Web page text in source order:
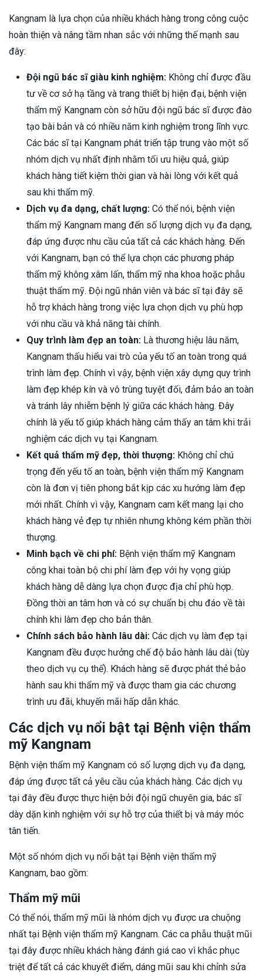
Kangnam là lựa chọn của nhiều khách hàng trong công cuộc
hoàn thiện và nâng tầm nhan sắc với những thế mạnh sau
đây:
Đội ngũ bác sĩ giàu kinh nghiệm: Không chỉ được đầu
tư về cơ sở hạ tầng và trang thiết bị hiện đại, bệnh viện
thẩm mỹ Kangnam còn sở hữu đội ngũ bác sĩ được đào
tạo bài bản và có nhiều năm kinh nghiệm trong lĩnh vực.
Các bác sĩ tại Kangnam phát triển tập trung vào một số
nhóm dịch vụ nhất định nhằm tối ưu hiệu quả, giúp
khách hàng tiết kiệm thời gian và hài lòng với kết quả
sau khi thẩm mỹ.
Dịch vụ đa dạng, chất lượng: Có thể nói, bệnh viện
thẩm mỹ Kangnam mang đến số lượng dịch vụ đa dạng,
đáp ứng được nhu cầu của tất cả các khách hàng. Đến
với Kangnam, bạn có thể lựa chọn các phương pháp
thẩm mỹ không xâm lấn, thẩm mỹ nha khoa hoặc phẫu
thuật thẩm mỹ. Đội ngũ nhân viên và bác sĩ tại đây sẽ
hỗ trợ khách hàng trong việc lựa chọn dịch vụ phù hợp
với nhu cầu và khả năng tài chính.
Quy trình làm đẹp an toàn: Là thương hiệu lâu năm,
Kangnam thấu hiểu vai trò của yếu tố an toàn trong quá
trình làm đẹp. Chính vì vậy, bệnh viện xây dựng quy trình
làm đẹp khép kín và vô trùng tuyệt đối, đảm bảo an toàn
và tránh lây nhiễm bệnh lý giữa các khách hàng. Đây
chính là yếu tố giúp khách hàng cảm thấy an tâm khi trải
nghiệm các dịch vụ tại Kangnam.
Kết quả thẩm mỹ đẹp, thời thượng: Không chỉ chú
trọng đến yếu tố an toàn, bệnh viện thẩm mỹ Kangnam
còn là đơn vị tiên phong bắt kịp các xu hướng làm đẹp
mới nhất. Chính vì vậy, Kangnam cam kết mang lại cho
khách hàng vẻ đẹp tự nhiên nhưng không kém phần thời
thượng.
Minh bạch về chi phí: Bệnh viện thẩm mỹ Kangnam
công khai toàn bộ chi phí làm đẹp với hy vọng giúp
khách hàng dễ dàng lựa chọn được địa chỉ phù hợp.
Đồng thời an tâm hơn và có sự chuẩn bị chu đáo về tài
chính khi làm đẹp cho bản thân.
Chính sách bảo hành lâu dài: Các dịch vụ làm đẹp tại
Kangnam đều được hưởng chế độ bảo hành lâu dài (tùy
theo dịch vụ cụ thể). Khách hàng sẽ được phát thẻ bảo
hành sau khi thẩm mỹ và được tham gia các chương
trình ưu đãi, khuyến mãi hấp dẫn khác.
Các dịch vụ nổi bật tại Bệnh viện thẩm
mỹ Kangnam
Bệnh viện thẩm mỹ Kangnam có số lượng dịch vụ đa dạng,
đáp ứng được tất cả yêu cầu của khách hàng. Các dịch vụ
tại đây đều được thực hiện bởi đội ngũ chuyên gia, bác sĩ
dày dặn kinh nghiệm với sự hỗ trợ của thiết bị và máy móc
tân tiến.
Một số nhóm dịch vụ nổi bật tại Bệnh viện thẩm mỹ
Kangnam, bao gồm:
Thẩm mỹ mũi
Có thể nói, thẩm mỹ mũi là nhóm dịch vụ được ưa chuộng
nhất tại Bệnh viện thẩm mỹ Kangnam. Các ca phẫu thuật mũi
tại đây được nhiều khách hàng đánh giá cao vì khắc phục
triệt để tất cả các khuyết điểm, dáng mũi sau khi chỉnh sửa